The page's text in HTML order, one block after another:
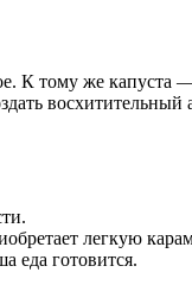
К тому же капуста
восхитительный
легкую
еда готовится.